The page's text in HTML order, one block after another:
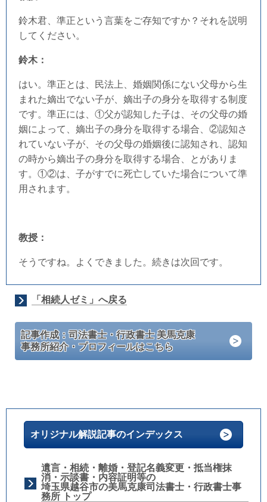
鈴木君、準正という言葉をご存知ですか？それを説明
してください。
鈴木：
はい。準正とは、民法上、婚姻関係にない父母から生
まれた嫡出でない子が、嫡出子の身分を取得する制度
です。準正には、①父が認知した子は、その父母の婚
姻によって、嫡出子の身分を取得する場合、②認知さ
れていない子が、その父母の婚姻後に認知され、認知
の時から嫡出子の身分を取得する場合、とがありま
す。①②は、子がすでに死亡していた場合について準
用されます。
教授：
そうですね。よくできました。続きは次回です。
「相続人ゼミ」へ戻る
記事作成：司法書士・行政書士 美馬克康
事務所紹介・プロフィールはこちら
オリジナル解説記事のインデックス
遺言・相続・離婚・登記名義変更・抵当権抹
消・示談書・内容証明等の
埼玉県越谷市の美馬克康司法書士・行政書士事
務所 トップ